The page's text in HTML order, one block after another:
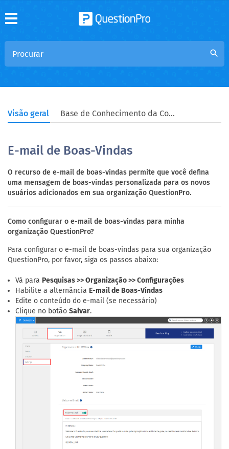
search
Visão geral Base de Conhecimento da Comunidade
E-mail de Boas-Vindas
O recurso de e-mail de boas-vindas permite que você defina
uma mensagem de boas-vindas personalizada para os novos
usuários adicionados em sua organização QuestionPro.
Como configurar o e-mail de boas-vindas para minha
organização QuestionPro?
Para configurar o e-mail de boas-vindas para sua organização
QuestionPro, por favor, siga os passos abaixo:
Vá para Pesquisas >> Organização >> Configurações
Habilite a alternância E-mail de Boas-Vindas
Edite o conteúdo do e-mail (se necessário)
Clique no botão Salvar.